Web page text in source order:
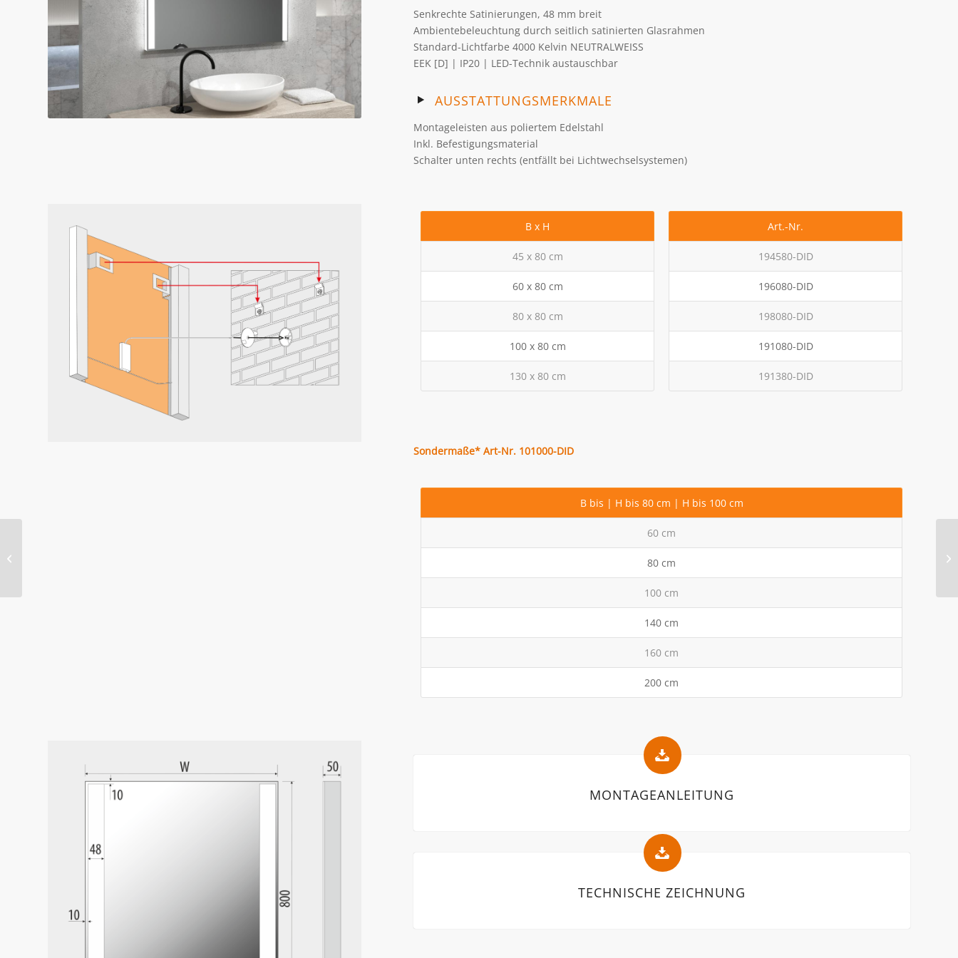
Senkrechte Satinierungen, 48 mm breit
Ambientebeleuchtung durch seitlich satinierten Glasrahmen
Standard-Lichtfarbe 4000 Kelvin NEUTRALWEISS
EEK [D] | IP20 | LED-Technik austauschbar
AUSSTATTUNGSMERKMALE
Montageleisten aus poliertem Edelstahl
Inkl. Befestigungsmaterial
Schalter unten rechts (entfällt bei Lichtwechselsystemen)
B x H
45 x 80 cm
60 x 80 cm
80 x 80 cm
100 x 80 cm
130 x 80 cm
Art.-Nr.
194580-DID
196080-DID
198080-DID
191080-DID
191380-DID
Sondermaße* Art-Nr. 101000-DID
B bis | H bis 80 cm | H bis 100 cm
60 cm
80 cm
100 cm
140 cm
160 cm
200 cm
MONTAGEANLEITUNG
TECHNISCHE ZEICHNUNG